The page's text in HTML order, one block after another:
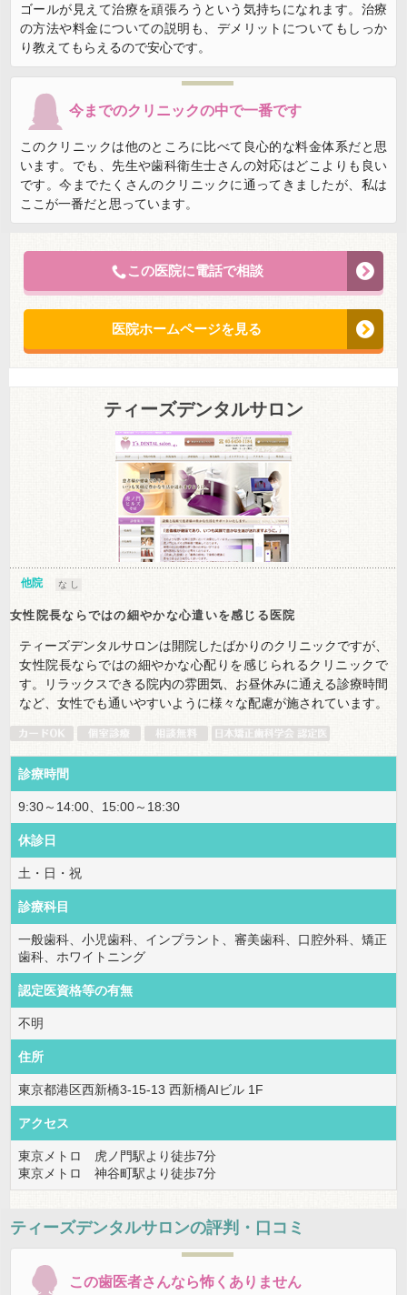
ゴールが見えて治療を頑張ろうという気持ちになれます。治療
の方法や料金についての説明も、デメリットについてもしっか
り教えてもらえるので安心です。
今までのクリニックの中で一番です
このクリニックは他のところに比べて良心的な料金体系だと思
います。でも、先生や歯科衛生士さんの対応はどこよりも良い
です。今までたくさんのクリニックに通ってきましたが、私は
ここが一番だと思っています。
この医院に電話で相談
医院ホームページを見る
ティーズデンタルサロン
他院 な し
女性院長ならではの細やかな心遣いを感じる医院
ティーズデンタルサロンは開院したばかりのクリニックですが、
女性院長ならではの細やかな心配りを感じられるクリニックで
す。リラックスできる院内の雰囲気、お昼休みに通える診療時間
など、女性でも通いやすいように様々な配慮が施されています。
診療時間
9:30～14:00、15:00～18:30
休診日
土・日・祝
診療科目
一般歯科、小児歯科、インプラント、審美歯科、口腔外科、矯正
歯科、ホワイトニング
認定医資格等の有無
不明
住所
東京都港区西新橋3-15-13 西新橋AIビル 1F
アクセス
東京メトロ 虎ノ門駅より徒歩7分
東京メトロ 神谷町駅より徒歩7分
ティーズデンタルサロンの評判・口コミ
この歯医者さんなら怖くありません